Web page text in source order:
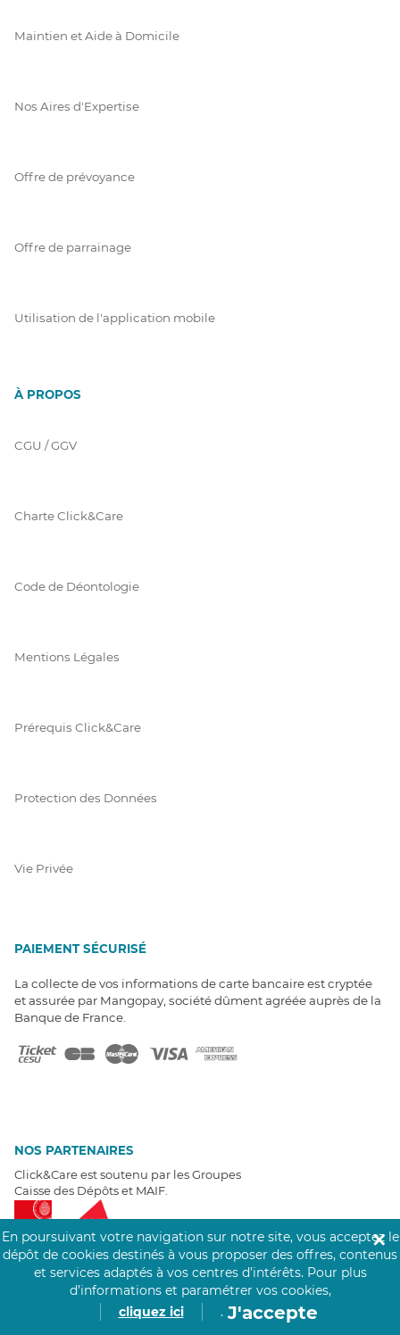
Maintien et Aide à Domicile
Nos Aires d'Expertise
Offre de prévoyance
Offre de parrainage
Utilisation de l'application mobile
À PROPOS
CGU / GGV
Charte Click&Care
Code de Déontologie
Mentions Légales
Prérequis Click&Care
Protection des Données
Vie Privée
PAIEMENT SÉCURISÉ
La collecte de vos informations de carte bancaire est cryptée
et assurée par Mangopay, société dûment agréée auprès de la
Banque de France.
NOS PARTENAIRES
Click&Care est soutenu par les Groupes
Caisse des Dépôts et MAIF.
EXPERTS À VOTRE ÉCOUTE
Un besoin de recrutement ? Click&Care vous accompagne par
En poursuivant votre navigation sur notre site, vous acceptez le
dépôt de cookies destinés à vous proposer des offres, contenus
et services adaptés à vos centres d’intérêts. Pour plus
d’informations et paramétrer vos cookies,
cliquez ici
. J'accepte
✕